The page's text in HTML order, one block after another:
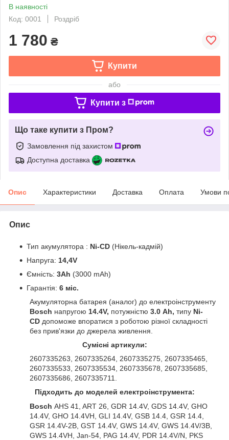
В наявності
Код: 0001
Роздріб
1 780 ₴
Купити
або
Купити з
Що таке купити з Пром?
Замовлення під захистом
Доступна доставка
Опис Характеристики Доставка Оплата Умови
Опис
Тип акумулятора : Ni-CD (Нікель-кадмій)
Напруга: 14,4V
Ємність: 3Ah (3000 mAh)
Гарантія: 6 міс.
Акумуляторна батарея (аналог) до електроінструменту
Bosch напругою 14.4V, потужністю 3.0 Ah, типу Ni-
CD допоможе впоратися з роботою різної складності
без прив'язки до джерела живлення.
Сумісні артикули:
2607335263, 2607335264, 2607335275, 2607335465,
2607335533, 2607335534, 2607335678, 2607335685,
2607335686, 2607335711.
Підходить до моделей електроінструмента:
Bosch AHS 41, ART 26, GDR 14.4V, GDS 14.4V, GHO
14.4V, GHO 14.4VH, GLI 14.4V, GSB 14.4, GSR 14.4,
GSR 14.4V-2B, GST 14.4V, GWS 14.4V, GWS 14.4V/3B,
GWS 14.4VH, Jan-54, PAG 14.4V, PDR 14.4V/N, PKS